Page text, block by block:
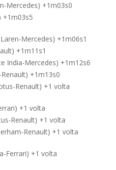
Mercedes) +1m03s0
+1m03s5
Mercedes) +1m06s1
+1m11s1
India-Mercedes) +1m12s6
Renault) +1m13s0
Renault) +1 volta
+1 volta
Renault) +1 volta
Renault) +1 volta
Ferrari) +1 volta